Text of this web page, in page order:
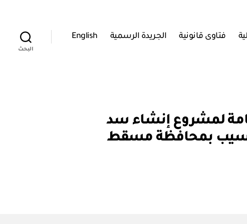
فتاوى قانونية الجريدة الرسمية English
البحث
المنفعة العامة لمشروع إنشاء سد
السيب بمحافظة مسقط